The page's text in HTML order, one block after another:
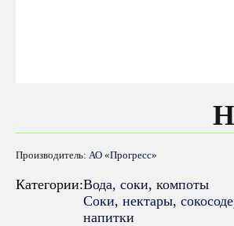
Производитель: АО «Прогресс»
Категории:Вода, соки, компоты
Соки, нектары,
напитки